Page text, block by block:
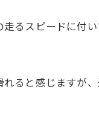
るスピードに付
ると感じますが